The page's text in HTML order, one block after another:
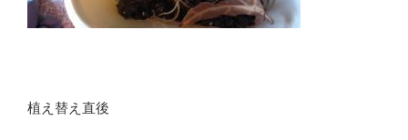
植え替え直後